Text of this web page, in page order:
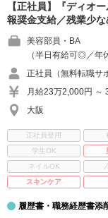
【正社員】『ディオ
報奨金支給／残業少な
美容部員・BA
（半日有給可◎／
正社員（無料転職サ
月給23万2,000円 ～
大阪
正社員登用
学生OK
ネイルOK
スキンケア
履歴書・職務経歴書添